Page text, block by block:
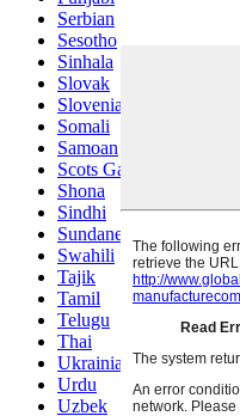
Serbian
Sesotho
Sinhala
Slovak
Slovenian
Somali
Samoan
Scots Gaelic
Shona
Sindhi
Sundanese
Swahili
Tajik
Tamil
Telugu
Thai
Ukrainian
Urdu
Uzbek